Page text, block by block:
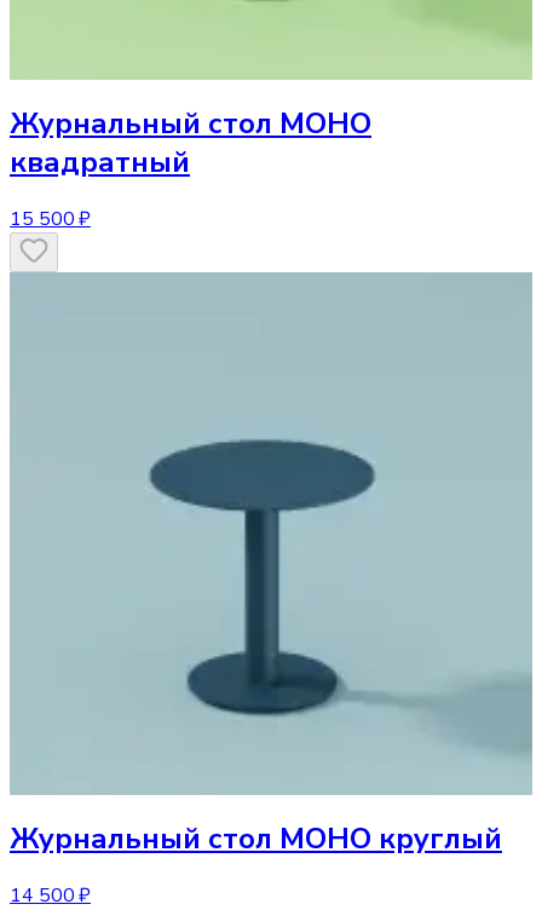
Журнальный стол МОНО
квадратный
15 500 ₽
Журнальный стол МОНО круглый
14 500 ₽